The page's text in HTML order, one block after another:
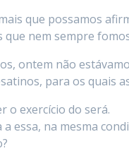
que possamos
nem sempre
ontem não
para os quais
o exercício do será.
essa, na mesma